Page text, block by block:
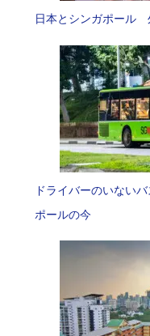
日本とシンガポール
ドライバーのいない
ポールの今